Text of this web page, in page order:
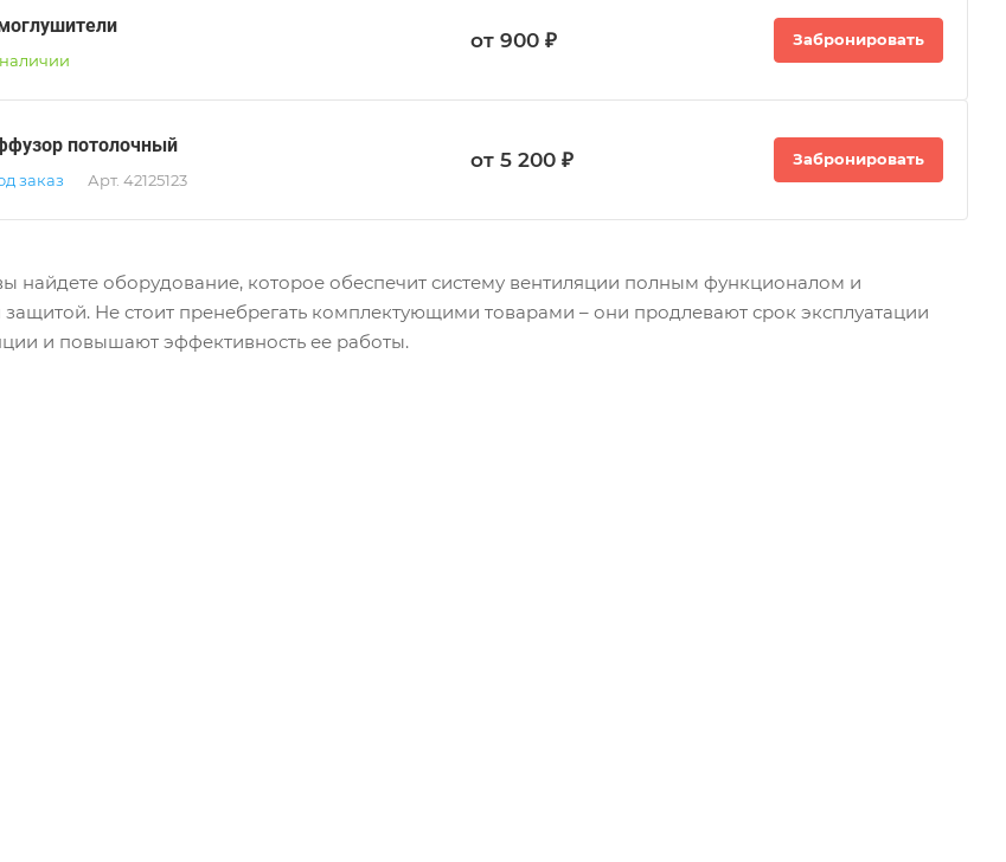
от 900 ₽ Забронировать
потолочный
заказ Арт. 42125123
от 5 200 ₽ Забронировать
найдете оборудование, которое обеспечит систему вентиляции полным функционалом и
Не стоит пренебрегать комплектующими товарами – они продлевают срок эксплуатации
и повышают эффективность ее работы.